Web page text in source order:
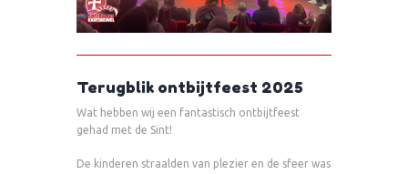
Terugblik ontbijtfeest 2025
Wat hebben wij een fantastisch ontbijtfeest
gehad met de Sint!
De kinderen straalden van plezier en de sfeer was